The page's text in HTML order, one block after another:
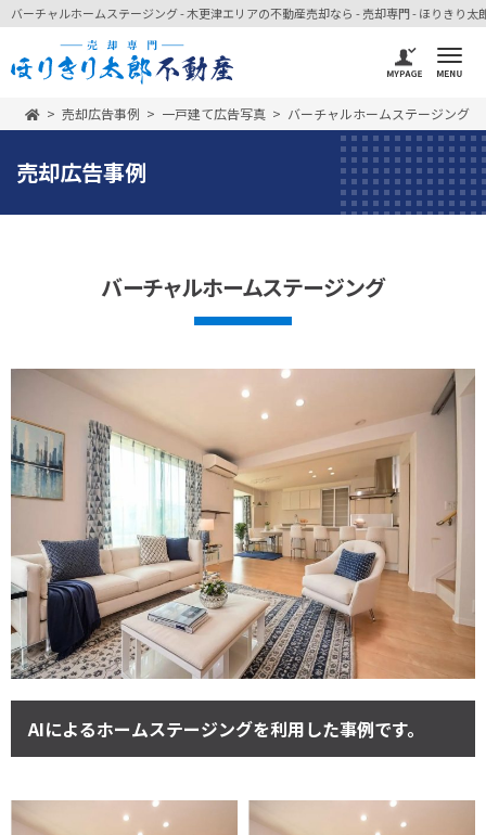
バーチャルホームステージング - 木更津エリアの不動産売却なら - 売却専門 - ほりきり太
売却広告事例 一戸建て広告写真 バーチャルホームステージング
売却広告事例
バーチャルホームステージング
AIによるホームステージングを利用した事例です。